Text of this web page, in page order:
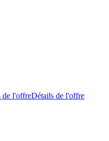
de l'offreDétails de l'offre